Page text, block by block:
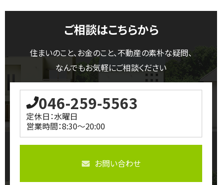
ご相談はこちらから
住まいのこと、お金のこと、不動産の素朴な疑問、
なんでもお気軽にご相談ください
046-259-5563
定休日：水曜日
営業時間：8:30～20:00
お問い合わせ